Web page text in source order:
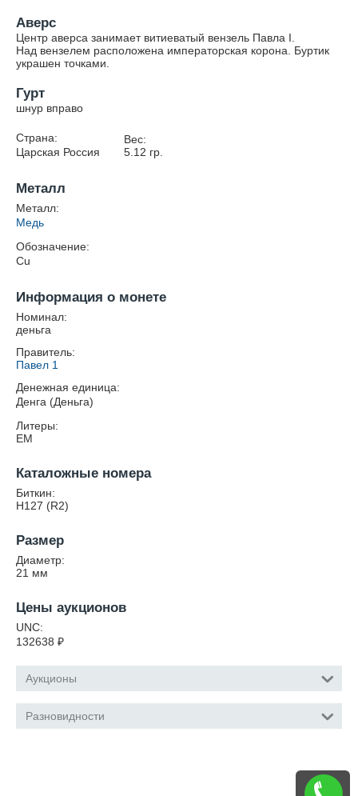
Аверс
Центр аверса занимает витиеватый вензель Павла I.
Над вензелем расположена императорская корона. Буртик
украшен точками.
Гурт
шнур вправо
Страна:
Царская Россия
Вес:
5.12 гр.
Металл
Металл:
Медь
Обозначение:
Cu
Информация о монете
Номинал:
деньга
Правитель:
Павел 1
Денежная единица:
Денга (Деньга)
Литеры:
ЕМ
Каталожные номера
Биткин:
Н127 (R2)
Размер
Диаметр:
21 мм
Цены аукционов
UNC:
132638 ₽
Аукционы
Разновидности